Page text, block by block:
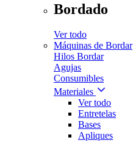
Bordado
Ver todo
Máquinas de Bordar
Hilos Bordar
Agujas
Consumibles
Materiales
Ver todo
Entretelas
Bases
Apliques